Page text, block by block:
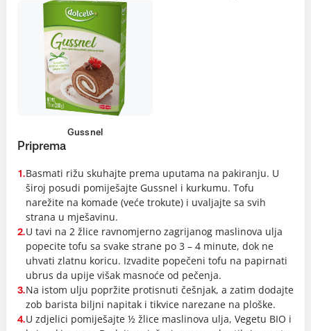
Gussnel
Priprema
1.Basmati rižu skuhajte prema uputama na pakiranju. U
široj posudi pomiješajte Gussnel i kurkumu. Tofu
narežite na komade (veće trokute) i uvaljajte sa svih
strana u mješavinu.
2.U tavi na 2 žlice ravnomjerno zagrijanog maslinova ulja
popecite tofu sa svake strane po 3 – 4 minute, dok ne
uhvati zlatnu koricu. Izvadite popečeni tofu na papirnati
ubrus da upije višak masnoće od pečenja.
3.Na istom ulju popržite protisnuti češnjak, a zatim dodajte
zob barista biljni napitak i tikvice narezane na ploške.
4.U zdjelici pomiješajte ½ žlice maslinova ulja, Vegetu BIO i